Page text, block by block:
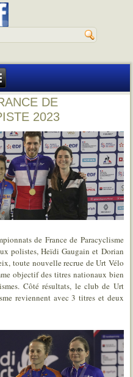
DE
2023
de France de Paracyclisme
polistes, Heïdi Gaugain et Dorian
toute nouvelle recrue de Urt Vélo
objectif des titres nationaux bien
Côté résultats, le club de Urt
reviennent avec 3 titres et deux